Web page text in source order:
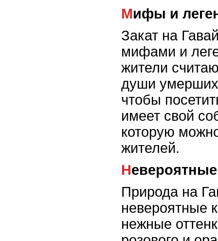
Мифы и
Закат на
мифами и
жители
души
чтобы
имеет свой
которую
жителей.
Природа на
невероятные
нежные